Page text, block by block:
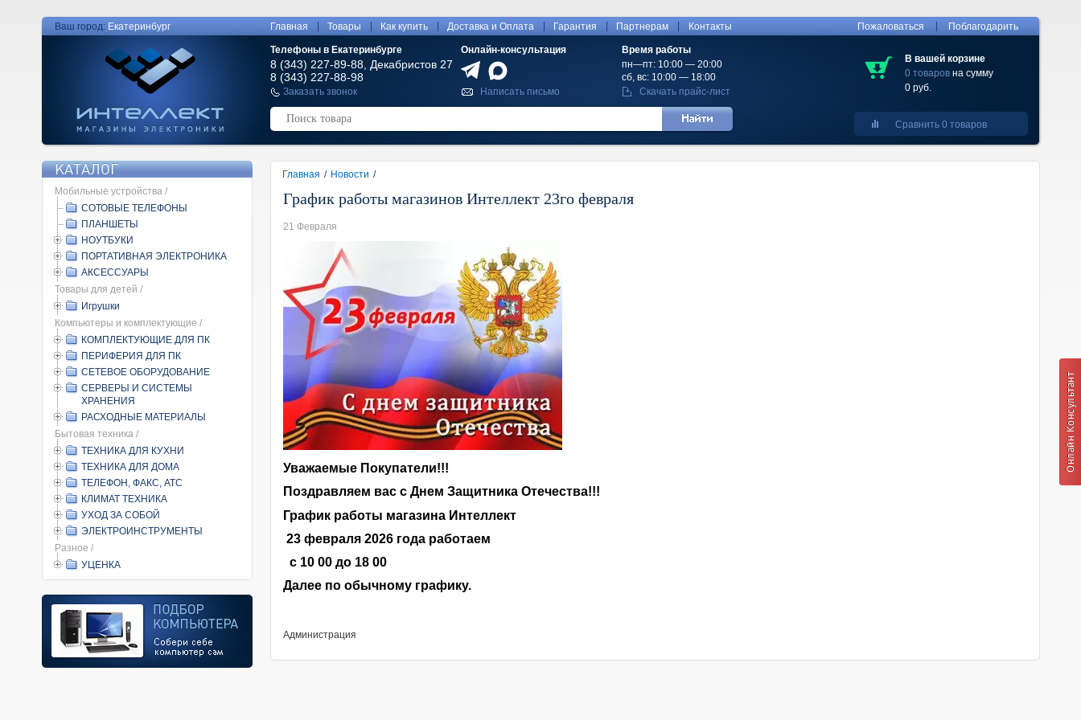
Ваш город: Екатеринбург Главная Товары Как купить Доставка и Оплата Гарантия Партнерам Контакты
Телефоны в Екатеринбурге
8 (343) 227-89-88, Декабристов 27
8 (343) 227-88-98
Онлайн-консультация
Время работы
пн—пт: 10:00 — 20:00
сб, вс: 10:00 — 18:00
Заказать звонок
Написать письмо Скачать прайс-лист
Пожаловаться Поблагодарить
В вашей корзине
0 товаров на сумму
0 руб.
Сравнить 0 товаров
КАТАЛОГ
Мобильные устройства /
СОТОВЫЕ ТЕЛЕФОНЫ
ПЛАНШЕТЫ
НОУТБУКИ
ПОРТАТИВНАЯ ЭЛЕКТРОНИКА
АКСЕССУАРЫ
Товары для детей /
Игрушки
Компьютеры и комплектующие /
КОМПЛЕКТУЮЩИЕ ДЛЯ ПК
ПЕРИФЕРИЯ ДЛЯ ПК
СЕТЕВОЕ ОБОРУДОВАНИЕ
СЕРВЕРЫ И СИСТЕМЫ
ХРАНЕНИЯ
РАСХОДНЫЕ МАТЕРИАЛЫ
Бытовая техника /
ТЕХНИКА ДЛЯ КУХНИ
ТЕХНИКА ДЛЯ ДОМА
ТЕЛЕФОН, ФАКС, АТС
КЛИМАТ ТЕХНИКА
УХОД ЗА СОБОЙ
ЭЛЕКТРОИНСТРУМЕНТЫ
Разное /
УЦЕНКА
Главная / Новости /
График работы магазинов Интеллект 23го февраля
21 Февраля
Уважаемые Покупатели!!!
Поздравляем вас с Днем Защитника Отечества!!!
График работы магазина Интеллект
23 февраля 2026 года работаем
с 10 00 до 18 00
Далее по обычному графику.
Администрация